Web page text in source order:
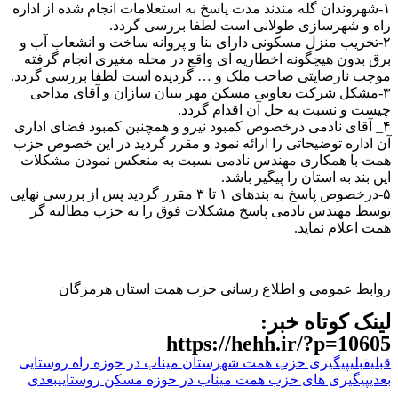
۱-شهروندان گله مندند مدت پاسخ به استعلامات انجام شده از اداره
راه و شهرسازی طولانی است لطفا بررسی گردد.
۲-تخریب منزل مسکونی دارای بنا و پروانه ساخت و انشعاب آب و
برق بدون هیچگونه اخطاریه ای واقع در محله مغیری انجام گرفته
موجب نارضایتی صاحب ملک و … گردیده است لطفا بررسی گردد.
۳-مشکل شرکت تعاونی مسکن مهر بنیان سازان و آقای مداحی
چیست و نسبت به حل آن اقدام گردد.
۴_ آقای نادمی درخصوص کمبود نیرو و همچنین کمبود فضای اداری
آن اداره توضیحاتی را ارائه نمود و مقرر گردید در این خصوص حزب
همت با همکاری مهندس نادمی نسبت به منعکس نمودن مشکلات
این بند به استان را پیگیر باشد.
۵-درخصوص پاسخ به بندهای ۱ تا ۳ مقرر گردید پس از بررسی نهایی
توسط مهندس نادمی پاسخ مشکلات فوق را به حزب مطالبه گر
همت اعلام نماید.
روابط عمومی و اطلاع رسانی حزب همت استان هرمزگان
لینک کوتاه خبر:
https://hehh.ir/?p=10605
قبلیقبلیپیگیری حزب همت شهرستان میناب در حوزه راه روستایی
بعدیپیگیری های حزب همت میناب در حوزه مسکن روستاییبعدی